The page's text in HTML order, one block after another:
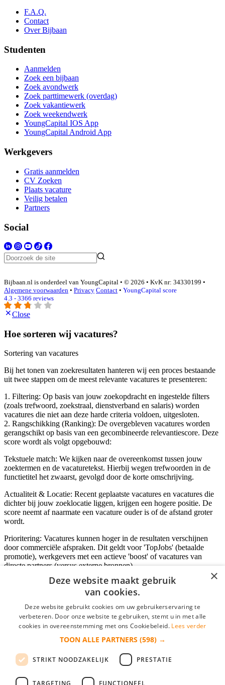
F.A.Q.
Contact
Over Bijbaan
Studenten
Aanmelden
Zoek een bijbaan
Zoek avondwerk
Zoek parttimewerk (overdag)
Zoek vakantiewerk
Zoek weekendwerk
YoungCapital IOS App
YoungCapital Android App
Werkgevers
Gratis aanmelden
CV Zoeken
Plaats vacature
Veilig betalen
Partners
Social
Bijbaan.nl is onderdeel van YoungCapital • © 2026 • KvK nr: 34330199 •
Algemene voorwaarden • Privacy Contact • YoungCapital score
4.3 - 3366 reviews
Close
Hoe sorteren wij vacatures?
Sortering van vacatures
Bij het tonen van zoekresultaten hanteren wij een proces bestaande
uit twee stappen om de meest relevante vacatures te presenteren:
1. Filtering: Op basis van jouw zoekopdracht en ingestelde filters
(zoals trefwoord, zoekstraal, dienstverband en salaris) worden
vacatures die niet aan deze harde criteria voldoen, uitgesloten.
2. Rangschikking (Ranking): De overgebleven vacatures worden
gerangschikt op basis van een gecombineerde relevantiescore. Deze
score wordt als volgt opgebouwd:
Tekstuele match: We kijken naar de overeenkomst tussen jouw
zoektermen en de vacaturetekst. Hierbij wegen trefwoorden in de
functietitel het zwaarst, gevolgd door de korte omschrijving.
Actualiteit & Locatie: Recent geplaatste vacatures en vacatures die
dichter bij jouw zoeklocatie liggen, krijgen een hogere positie. De
score neemt af naarmate een vacature ouder is of de afstand groter
wordt.
Prioritering: Vacatures kunnen hoger in de resultaten verschijnen
door commerciële afspraken. Dit geldt voor 'TopJobs' (betaalde
promotie), werkgevers met een actieve 'boost' of vacatures van
directe partners (versus externe bronnen).
Inloggen als bedrijf
*
login gegevens onthouden
login
×
Deze website maakt gebruik
van cookies.
Deze website gebruikt cookies om uw gebruikerservaring te
verbeteren. Door onze website te gebruiken, stemt u in met alle
cookies in overeenstemming met ons Cookiebeleid. Lees verder
TOON ALLE PARTNERS (598) →
STRIKT NOODZAKELIJK PRESTATIE
TARGETING FUNCTIONEEL